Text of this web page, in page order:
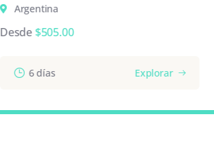
Argentina
Desde$505.00
6 días Explorar